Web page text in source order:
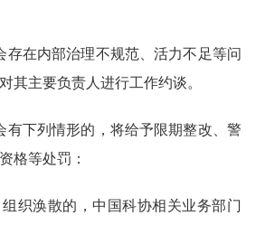
在内部治理不规范、活力不足等问
其主要负责人进行工作约谈。
下列情形的，将给予限期整改、警
格等处罚：
组织涣散的，中国科协相关业务部门